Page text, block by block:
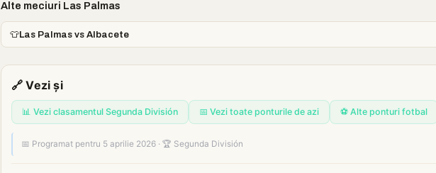
Alte meciuri Las Palmas
👕Las Palmas vs Albacete
🔗 Vezi și
📊 Vezi clasamentul Segunda División 📅 Vezi toate ponturile de azi ⚽ Alte ponturi fotbal
📅 Programat pentru 5 aprilie 2026 · 🏆 Segunda División